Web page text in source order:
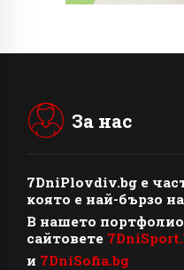
За нас
7DniPlovdiv.bg e
която е най-бързо
В нашето
сайтовете
и 7DniSofia.bg